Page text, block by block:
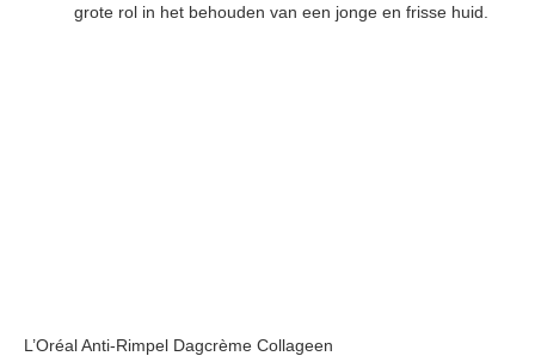
grote rol in het behouden van een jonge en frisse huid.
L’Oréal Anti-Rimpel Dagcrème Collageen